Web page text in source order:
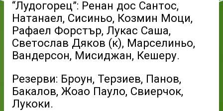
“Лудогорец”: Ренан дос Сантос,
Натанаел, Сисиньо, Козмин Моци,
Рафаел Форстър, Лукас Саша,
Светослав Дяков (к), Марселиньо,
Вандерсон, Мисиджан, Кешеру.
Резерви: Броун, Терзиев, Панов,
Бакалов, Жоао Пауло, Свиерчок,
Лукоки.